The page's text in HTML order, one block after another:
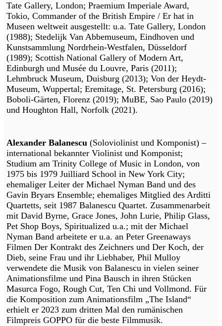
Tate Gallery, London; Praemium Imperiale Award,
Tokio, Commander of the British Empire / Er hat in
Museen weltweit ausgestellt: u.a. Tate Gallery, London
(1988); Stedelijk Van Abbemuseum, Eindhoven und
Kunstsammlung Nordrhein-Westfalen, Düsseldorf
(1989); Scottish National Gallery of Modern Art,
Edinburgh und Musée du Louvre, Paris (2011);
Lehmbruck Museum, Duisburg (2013); Von der Heydt-
Museum, Wuppertal; Eremitage, St. Petersburg (2016);
Boboli-Gärten, Florenz (2019); MuBE, Sao Paulo (2019)
und Houghton Hall, Norfolk (2021).
Alexander Balanescu (Soloviolinist und Komponist) –
international bekannter Violinist und Komponist;
Studium am Trinity College of Music in London, von
1975 bis 1979 Juilliard School in New York City;
ehemaliger Leiter der Michael Nyman Band und des
Gavin Bryars Ensemble; ehemaliges Mitglied des Arditti
Quartetts, seit 1987 Balanescu Quartet. Zusammenarbeit
mit David Byrne, Grace Jones, John Lurie, Philip Glass,
Pet Shop Boys, Spiritualized u.a.; mit der Michael
Nyman Band arbeitete er u.a. an Peter Greenaways
Filmen Der Kontrakt des Zeichners und Der Koch, der
Dieb, seine Frau und ihr Liebhaber, Phil Mulloy
verwendete die Musik von Balanescu in vielen seiner
Animationsfilme und Pina Bausch in ihren Stücken
Masurca Fogo, Rough Cut, Ten Chi und Vollmond. Für
die Komposition zum Animationsfilm „The Island“
erhielt er 2023 zum dritten Mal den rumänischen
Filmpreis GOPPO für die beste Filmmusik.